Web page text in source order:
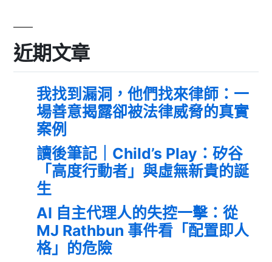
近期文章
我找到漏洞，他們找來律師：一
場善意揭露卻被法律威脅的真實
案例
讀後筆記｜Child’s Play：矽谷
「高度行動者」與虛無新貴的誕
生
AI 自主代理人的失控一擊：從
MJ Rathbun 事件看「配置即人
格」的危險